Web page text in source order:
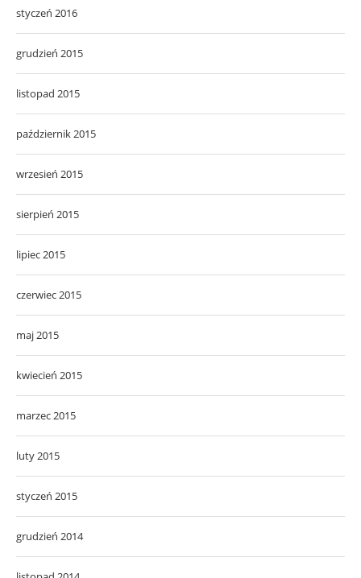
styczeń 2016
grudzień 2015
listopad 2015
październik 2015
wrzesień 2015
sierpień 2015
lipiec 2015
czerwiec 2015
maj 2015
kwiecień 2015
marzec 2015
luty 2015
styczeń 2015
grudzień 2014